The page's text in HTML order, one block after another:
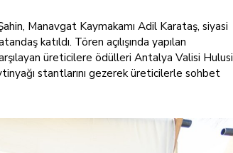
Manavgat Kaymakamı Adil Karataş, siyasi
katıldı. Tören açılışında yapılan
üreticilere ödülleri Antalya Valisi Hulusi
stantlarını gezerek üreticilerle sohbet